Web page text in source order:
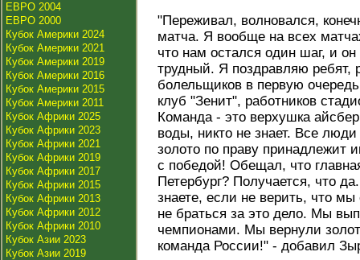
ЕВРО 2004
ЕВРО 2000
Кубок Америки 2024
Кубок Америки 2021
Кубок Америки 2019
Кубок Америки 2016
Кубок Америки 2015
Кубок Америки 2011
Кубок Африки 2025
Кубок Африки 2023
Кубок Африки 2021
Кубок Африки 2019
Кубок Африки 2017
Кубок Африки 2015
Кубок Африки 2013
Кубок Африки 2012
Кубок Африки 2010
Кубок Азии 2023
Кубок Азии 2019
"Переживал, волновался,
матча. Я вообще на всех
что нам остался один шаг, и
трудный. Я поздравляю ребят,
болельщиков в первую
клуб "Зенит", работников
Команда - это верхушка
воды, никто не знает. Все
золото по праву принадлежит
с победой! Обещал, что
Петербург? Получается, что
знаете, если не верить, что
не браться за это дело. Мы
чемпионами. Мы вернули
команда России!" - добавил